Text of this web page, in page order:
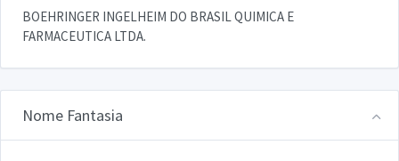
BOEHRINGER INGELHEIM DO BRASIL QUIMICA E
FARMACEUTICA LTDA.
Nome Fantasia